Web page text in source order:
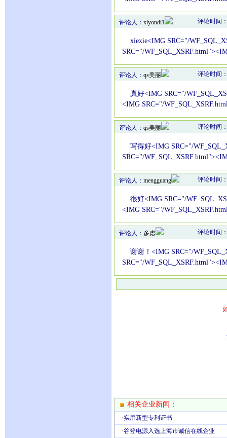
评论人： xiyondi1 评论时间
xiexie<IMG SRC="/
SRC="/
评论人： qs美丽 评论时间
真好<IMG SRC="/
<IMG SRC="/
评论人： qs美丽 评论时间
写得好<IMG SRC="/
SRC="/
评论人： mengguang 评论时间
很好<IMG SRC="/
<IMG SRC="/
评论人： 多虑 评论时间
谢谢！<IMG SRC="/
SRC="/
相关企业新闻：
·实用新型专利证书
·谷登电源入选上海市诚信在线企业